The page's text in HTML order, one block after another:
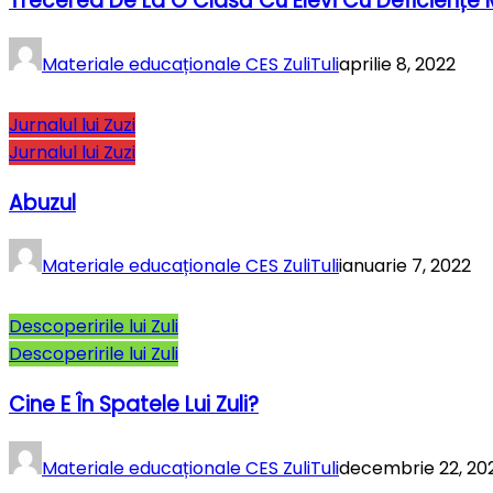
Materiale educaționale CES ZuliTuliaprilie 8, 2022
Jurnalul lui Zuzi
Jurnalul lui Zuzi
Abuzul
Materiale educaționale CES ZuliTuliianuarie 7, 2022
Descoperirile lui Zuli
Descoperirile lui Zuli
Cine E În Spatele Lui Zuli?
Materiale educaționale CES ZuliTulidecembrie 22,